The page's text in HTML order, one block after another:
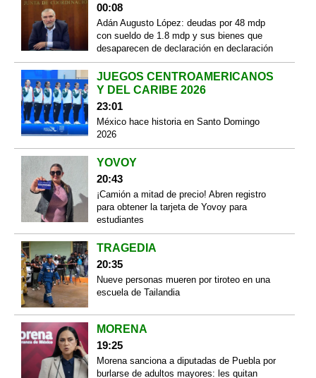
00:08
Adán Augusto López: deudas por 48 mdp
con sueldo de 1.8 mdp y sus bienes que
desaparecen de declaración en declaración
JUEGOS CENTROAMERICANOS
Y DEL CARIBE 2026
23:01
México hace historia en Santo Domingo
2026
YOVOY
20:43
¡Camión a mitad de precio! Abren registro
para obtener la tarjeta de Yovoy para
estudiantes
TRAGEDIA
20:35
Nueve personas mueren por tiroteo en una
escuela de Tailandia
MORENA
19:25
Morena sanciona a diputadas de Puebla por
burlarse de adultos mayores: les quitan